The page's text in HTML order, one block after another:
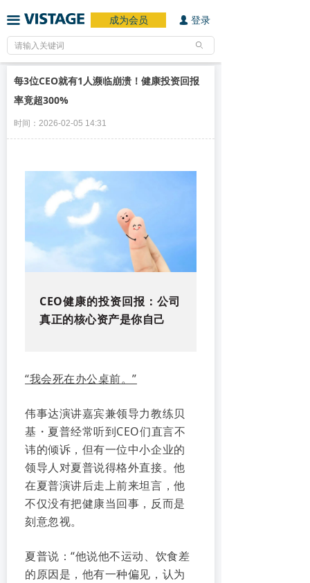
끀 成为会员 넙 登录
ꄙ
每3位CEO就有1人濒临崩溃！健康投资回报
率竟超300%
时间： 2026-02-05 14:31
CEO健康的投资回报：公司
真正的核心资产是你自己
“我会死在办公桌前。”
伟事达演讲嘉宾兼领导力教练贝
基・夏普经常听到CEO们直言不
讳的倾诉，但有一位中小企业的
领导人对夏普说得格外直接。他
在夏普演讲后走上前来坦言，他
不仅没有把健康当回事，反而是
刻意忽视。
夏普说：“他说他不运动、饮食差
的原因是，他有一种偏见，认为